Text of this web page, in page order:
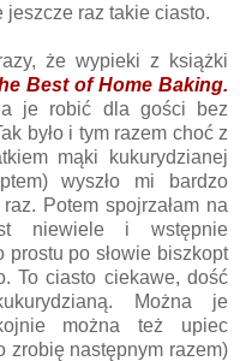
raz takie ciasto.
że wypieki z książki
Best of Home Baking.
je robić dla gości bez
było i tym razem choć z
mąki kukurydzianej
wyszło mi bardzo
Potem spojrzałam na
niewiele i wstępnie
prostu po słowie biszkopt
To ciasto ciekawe, dość
Można je
można też upiec
zrobię następnym razem)